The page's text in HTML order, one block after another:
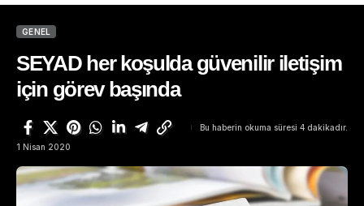
GENEL
SEYAD her koşulda güvenilir iletişim
için görev başında
1 Nisan 2020
Bu haberin okuma süresi 4 dakikadır.